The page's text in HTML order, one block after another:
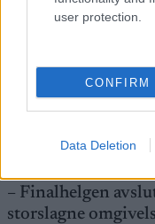
user protection.
CONFIRM
Data Deletion
3. april kjøres
Grand Finale
– Finalhelgen
storslagne